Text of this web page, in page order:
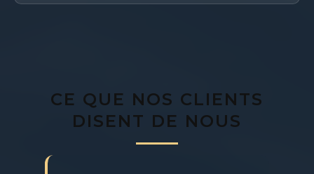
CE QUE NOS CLIENTS
DISENT DE NOUS